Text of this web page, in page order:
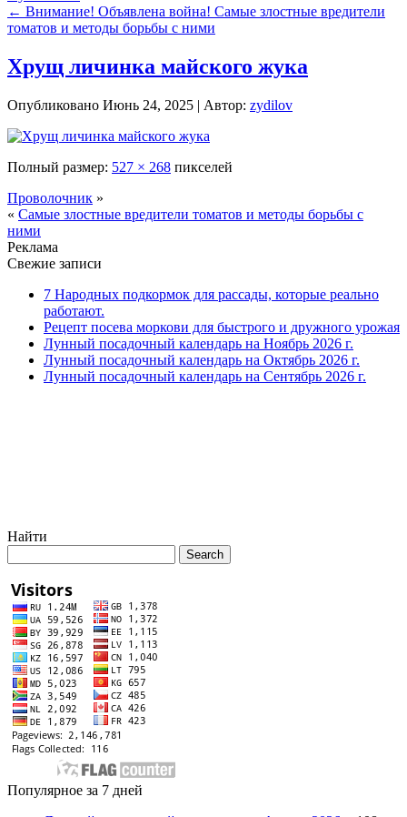
← Внимание! Объявлена война! Самые злостные вредители
томатов и методы борьбы с ними
Хрущ личинка майского жука
Опубликовано Июнь 24, 2025 | Автор: zydilov
Полный размер: 527 × 268 пикселей
Проволочник »
« Самые злостные вредители томатов и методы борьбы с
ними
Реклама
Свежие записи
7 Народных подкормок для рассады, которые реально
работают.
Рецепт посева моркови для быстрого и дружного урожая
Лунный посадочный календарь на Ноябрь 2026 г.
Лунный посадочный календарь на Октябрь 2026 г.
Лунный посадочный календарь на Сентябрь 2026 г.
Найти
Популярное за 7 дней